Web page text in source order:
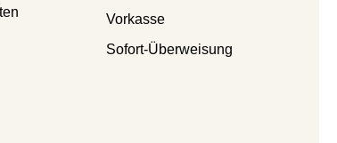
Vorkasse
Sofort-Überweisung